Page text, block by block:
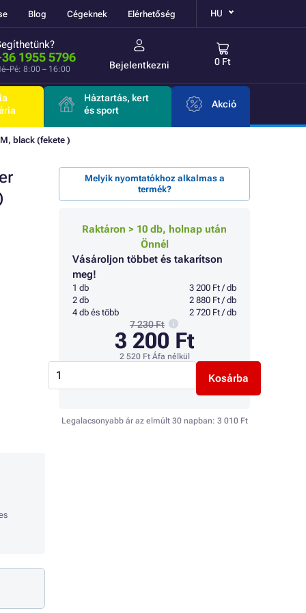
Blog Cégeknek Elérhetőség HU
1955 5796
8:00 – 16:00 Bejelentkezni 0 Ft
Háztartás, kert
és sport
Akció
black (fekete )
Melyik nyomtatókhoz alkalmas a
termék?
Raktáron > 10 db, holnap után
Önnél
Vásároljon többet és takarítson
meg!
1 db
3 200 Ft / db
2 db
2 880 Ft / db
4 db és több
2 720 Ft / db
7 230 Ft
3 200 Ft
2 520 FtÁfa nélkül
Kosárba
Legalacsonyabb ár az elmúlt 30 napban: 3 010 Ft